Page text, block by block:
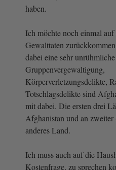
haben.
Ich möchte noch einmal auf
Gewalttaten
dabei eine sehr
Gruppenvergewaltigung,
Körperverletzungsdelikte,
Totschlagsdelikte sind
mit dabei. Die ersten drei
Afghanistan und an zweiter
anderes Land.
Ich muss auch auf die
Kostenfrage, zu sprechen